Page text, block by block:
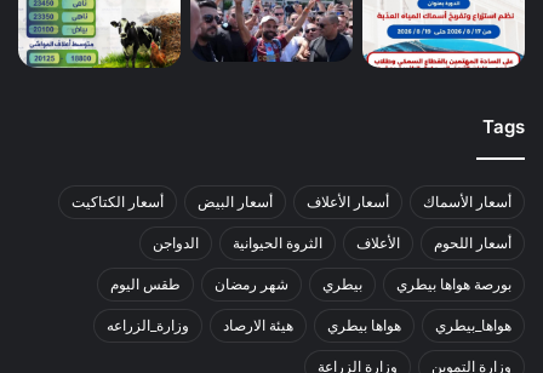
Tags
أسعار الأسماك أسعار الأعلاف أسعار البيض أسعار الكتاكيت
أسعار اللحوم الأعلاف الثروة الحيوانية الدواجن
بورصة هواها بيطري بيطري شهر رمضان طقس اليوم
هواها_بيطري هواها بيطري هيئة الارصاد وزارة_الزراعه
وزارة التموين وزارة الزراعة